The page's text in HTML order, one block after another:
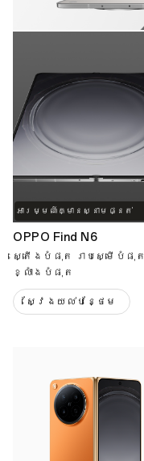
អារម្មណ៍គ្មានស្នាមផ្នត់
OPPO Find N6
ស្តើងបំផុត រាបស្មើបំផុត
ខ្លាំងបំផុត
ស្វែងយល់បន្ថែម